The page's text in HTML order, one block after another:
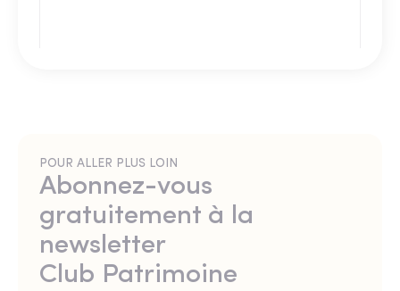
POUR ALLER PLUS LOIN
Abonnez-vous
gratuitement à la
newsletter
Club Patrimoine